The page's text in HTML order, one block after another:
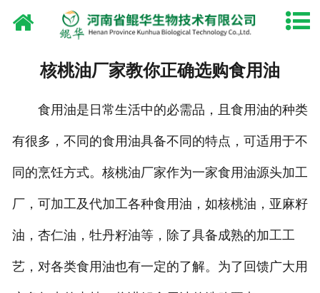
网站首页
新闻中心
油脂设备
联系我们
核桃油厂家教你正确选购食用油
食用油是日常生活中的必需品，且食用油的种类
有很多，不同的食用油具备不同的特点，可适用于不
同的烹饪方式。核桃油厂家作为一家食用油源头加工
厂，可加工及代加工各种食用油，如核桃油，亚麻籽
油，杏仁油，牡丹籽油等，除了具备成熟的加工工
艺，对各类食用油也有一定的了解。为了回馈广大用